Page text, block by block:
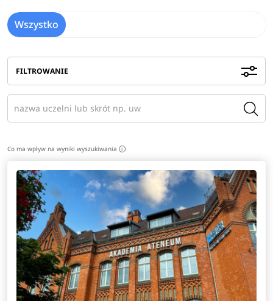
Wszystko
FILTROWANIE
Co ma wpływ na wyniki wyszukiwania i